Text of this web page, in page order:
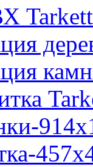
Tarkett